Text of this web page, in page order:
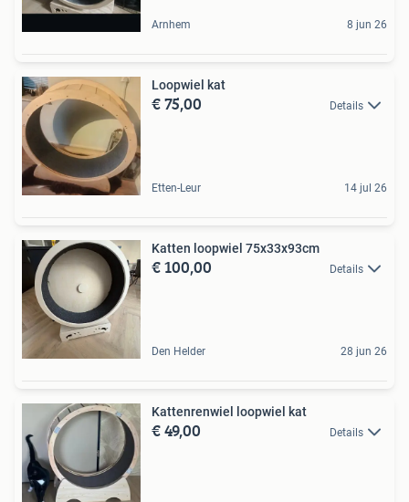
Arnhem 8 jun 26
Loopwiel kat
€ 75,00 Details
Etten-Leur 14 jul 26
Katten loopwiel 75x33x93cm
€ 100,00 Details
Den Helder 28 jun 26
Kattenrenwiel loopwiel kat
€ 49,00 Details